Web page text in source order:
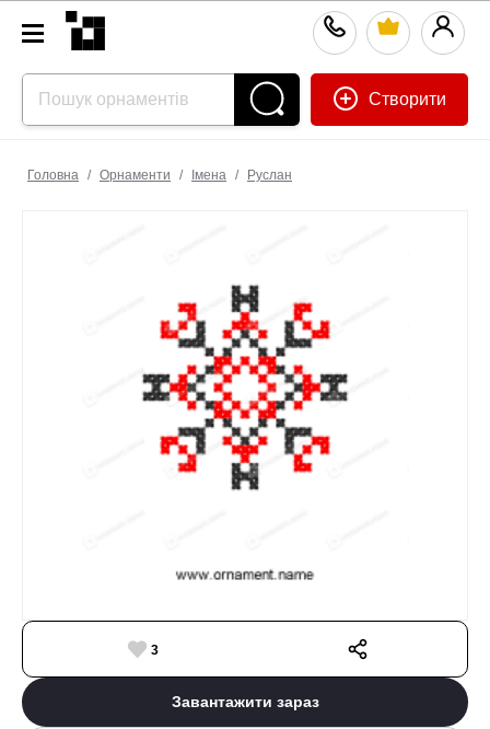
Створити
Головна / Орнаменти / Імена / Руслан
3
Завантажити зараз